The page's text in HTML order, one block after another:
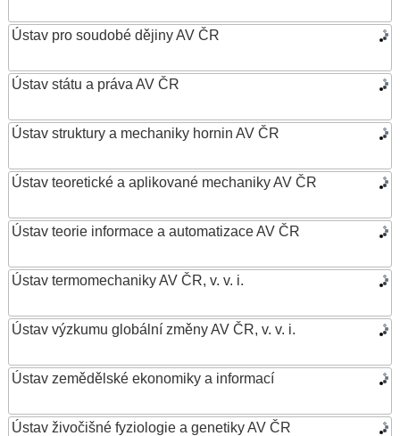
Ústav pro soudobé dějiny AV ČR
Ústav státu a práva AV ČR
Ústav struktury a mechaniky hornin AV ČR
Ústav teoretické a aplikované mechaniky AV ČR
Ústav teorie informace a automatizace AV ČR
Ústav termomechaniky AV ČR, v. v. i.
Ústav výzkumu globální změny AV ČR, v. v. i.
Ústav zemědělské ekonomiky a informací
Ústav živočišné fyziologie a genetiky AV ČR